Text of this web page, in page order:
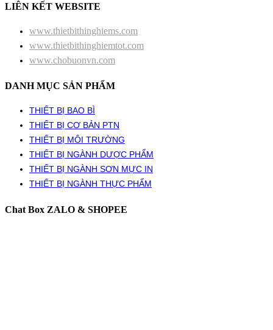
LIÊN KẾT WEBSITE
www.thietbithinghiems.com
www.thietbithinghiemtot.com
www.chobuonvn.com
DANH MỤC SẢN PHẨM
THIẾT BỊ BAO BÌ
THIẾT BỊ CƠ BẢN PTN
THIẾT BỊ MÔI TRƯỜNG
THIẾT BỊ NGÀNH DƯỢC PHẨM
THIẾT BỊ NGÀNH SƠN MỰC IN
THIẾT BỊ NGÀNH THỰC PHẨM
Chat Box ZALO & SHOPEE